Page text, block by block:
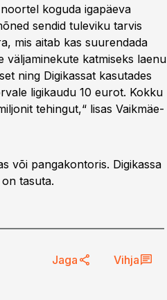
koguda igapäeva
sendid tuleviku tarvis
mis aitab kas suurendada
katmiseks laenu
ning Digikassat kasutades
ligikaudu 10 eurot. Kokku
tehingut,“ lisas Vaikmäe-
või pangakontoris. Digikassa
tasuta.
Jaga Vihja